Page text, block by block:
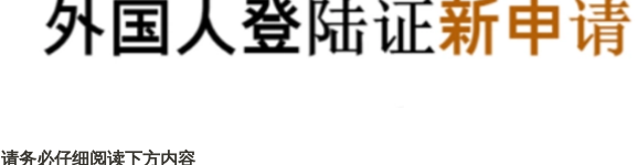
请务必仔细阅读下方内容